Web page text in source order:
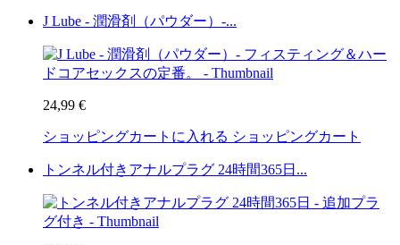
J Lube - 潤滑剤（パウダー）-...
24,99 €
ショッピングカートに入れる ショッピングカート
トンネル付きアナルプラグ 24時間365日...